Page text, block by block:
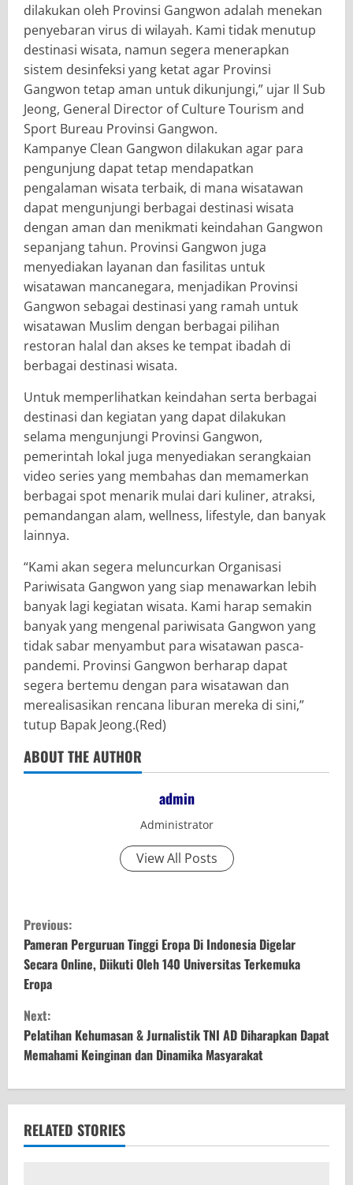
dilakukan oleh Provinsi Gangwon adalah menekan
penyebaran virus di wilayah. Kami tidak menutup
destinasi wisata, namun segera menerapkan
sistem desinfeksi yang ketat agar Provinsi
Gangwon tetap aman untuk dikunjungi,” ujar Il Sub
Jeong, General Director of Culture Tourism and
Sport Bureau Provinsi Gangwon.
Kampanye Clean Gangwon dilakukan agar para
pengunjung dapat tetap mendapatkan
pengalaman wisata terbaik, di mana wisatawan
dapat mengunjungi berbagai destinasi wisata
dengan aman dan menikmati keindahan Gangwon
sepanjang tahun. Provinsi Gangwon juga
menyediakan layanan dan fasilitas untuk
wisatawan mancanegara, menjadikan Provinsi
Gangwon sebagai destinasi yang ramah untuk
wisatawan Muslim dengan berbagai pilihan
restoran halal dan akses ke tempat ibadah di
berbagai destinasi wisata.
Untuk memperlihatkan keindahan serta berbagai
destinasi dan kegiatan yang dapat dilakukan
selama mengunjungi Provinsi Gangwon,
pemerintah lokal juga menyediakan serangkaian
video series yang membahas dan memamerkan
berbagai spot menarik mulai dari kuliner, atraksi,
pemandangan alam, wellness, lifestyle, dan banyak
lainnya.
“Kami akan segera meluncurkan Organisasi
Pariwisata Gangwon yang siap menawarkan lebih
banyak lagi kegiatan wisata. Kami harap semakin
banyak yang mengenal pariwisata Gangwon yang
tidak sabar menyambut para wisatawan pasca-
pandemi. Provinsi Gangwon berharap dapat
segera bertemu dengan para wisatawan dan
merealisasikan rencana liburan mereka di sini,”
tutup Bapak Jeong.(Red)
ABOUT THE AUTHOR
admin
Administrator
View All Posts
C
o
n
t
i
n
u
e
Previous:
Pameran Perguruan Tinggi Eropa Di Indonesia Digelar
Secara Online, Diikuti Oleh 140 Universitas Terkemuka
Eropa
Next:
Pelatihan Kehumasan & Jurnalistik TNI AD Diharapkan Dapat
Memahami Keinginan dan Dinamika Masyarakat
RELATED STORIES